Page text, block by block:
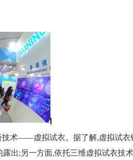
技术——虚拟试衣。据了解,虚拟试衣
出;另一方面,依托三维虚拟试衣技